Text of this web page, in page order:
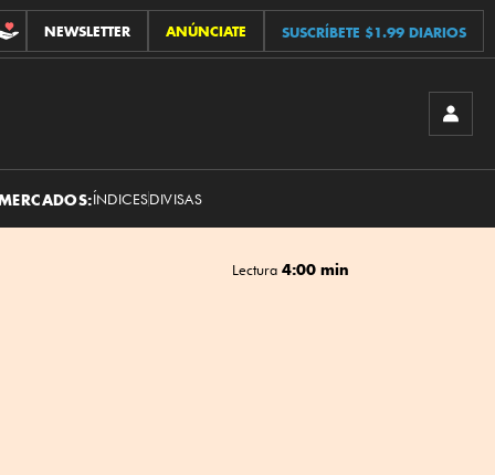
CONTRIBUCIONES
NEWSLETTER ANÚNCIATE SUSCRÍBETE $1.99 DIARIOS
ÍNDICESDIVISAS
Lectura 4:00 min